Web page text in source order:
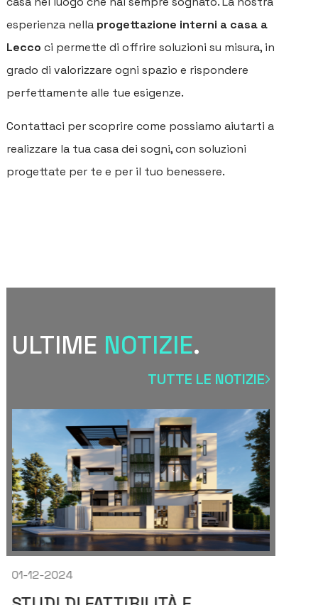
esperienza nella progettazione interni a casa a
Lecco ci permette di offrire soluzioni su misura, in
grado di valorizzare ogni spazio e rispondere
perfettamente alle tue esigenze.
Contattaci per scoprire come possiamo aiutarti a
realizzare la tua casa dei sogni, con soluzioni
progettate per te e per il tuo benessere.
ULTIME NOTIZIE.
TUTTE LE NOTIZIE
01-12-2024